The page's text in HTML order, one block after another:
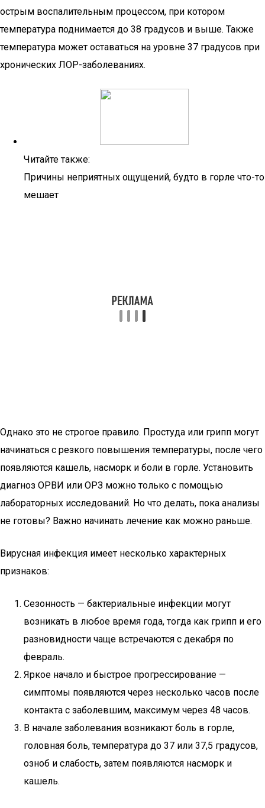
острым воспалительным процессом, при котором
температура поднимается до 38 градусов и выше. Также
температура может оставаться на уровне 37 градусов при
хронических ЛОР-заболеваниях.
Читайте также:
Причины неприятных ощущений, будто в горле что-то
мешает
Однако это не строгое правило. Простуда или грипп могут
начинаться с резкого повышения температуры, после чего
появляются кашель, насморк и боли в горле. Установить
диагноз ОРВИ или ОРЗ можно только с помощью
лабораторных исследований. Но что делать, пока анализы
не готовы? Важно начинать лечение как можно раньше.
Вирусная инфекция имеет несколько характерных
признаков:
Сезонность — бактериальные инфекции могут
возникать в любое время года, тогда как грипп и его
разновидности чаще встречаются с декабря по
февраль.
Яркое начало и быстрое прогрессирование —
симптомы появляются через несколько часов после
контакта с заболевшим, максимум через 48 часов.
В начале заболевания возникают боль в горле,
головная боль, температура до 37 или 37,5 градусов,
озноб и слабость, затем появляются насморк и
кашель.